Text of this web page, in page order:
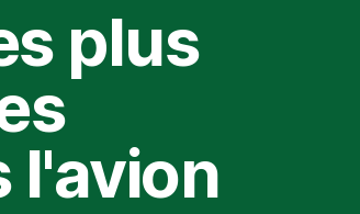
plus
l'avion